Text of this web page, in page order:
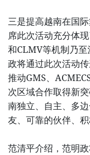
三是提高越南在国
席此次活动充分体
和CLMV等机制乃
政将通过此次活动
推动GMS、
次区域合作取得新
南独立、自主、多
友、可靠的伙伴、
范清平介绍，范明